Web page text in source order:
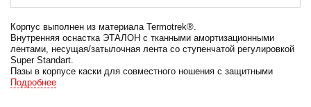
Корпус выполнен из материала Termotrek®.
Внутренняя оснастка ЭТАЛОН с тканными амортизационными
лентами, несущая/затылочная лента со ступенчатой регулировкой
Super Standart.
Пазы в корпусе каски для совместного ношения с защитными
лицевыми щитками с креплением на каске и наушниками
Подробнее